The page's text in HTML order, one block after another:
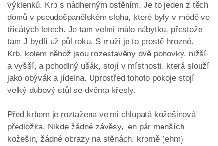
výklenků. Krb s nádherným ostěním. Je to jeden z těch
domů v pseudošpanělském slohu, které byly v módě ve
třicátých letech. Je tam velmi málo nábytku, přestože
tam J bydlí už půl roku. S muži je to prostě hrozné.
Krb, kolem něhož jsou rozestavěny dvě pohovky, nižší
a vyšší, a pohodlný ušák, stojí v místnosti, která slouží
jako obývák a jídelna. Uprostřed tohoto pokoje stojí
velký dubový stůl se dvěma křesly.
Před krbem je roztažena velmi chlupatá kožešinová
předložka. Nikde žádné závěsy, jen pár menších
kožešin, žádné obrazy na stěnách, kromě (ehm)